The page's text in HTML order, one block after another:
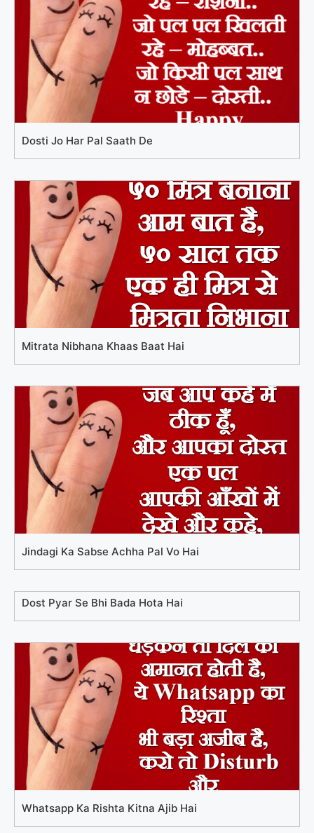
Dosti Jo Har Pal Saath De
Mitrata Nibhana Khaas Baat Hai
Jindagi Ka Sabse Achha Pal Vo Hai
Dost Pyar Se Bhi Bada Hota Hai
Whatsapp Ka Rishta Kitna Ajib Hai